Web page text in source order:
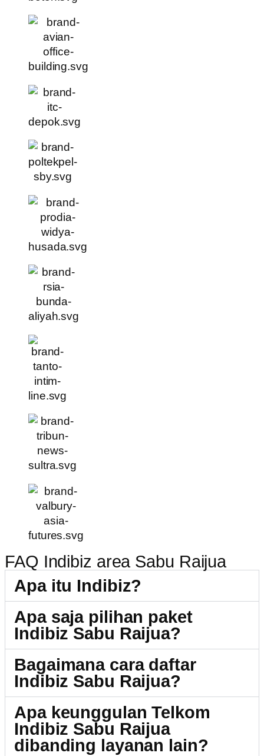
FAQ Indibiz area Sabu Raijua
Apa itu Indibiz?
Apa saja pilihan paket
Indibiz Sabu Raijua?
Bagaimana cara daftar
Indibiz Sabu Raijua?
Apa keunggulan Telkom
Indibiz Sabu Raijua
dibanding layanan lain?